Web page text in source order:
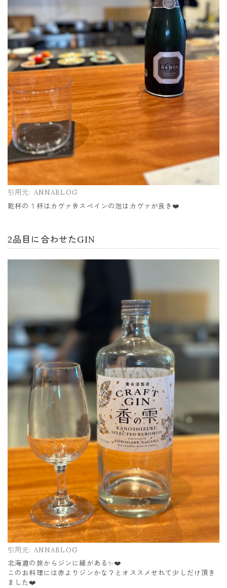
引用元: ANNABLOG
乾杯の１杯はカヴァ🥂スペインの泡はカヴァが良き❤️
2品目に合わせたGIN
引用元: ANNABLOG
北海道の旅からジンに縁がある✨❤️
このお料理には赤よりジンかな？とオススメせれて少しだけ頂き
ました❤️